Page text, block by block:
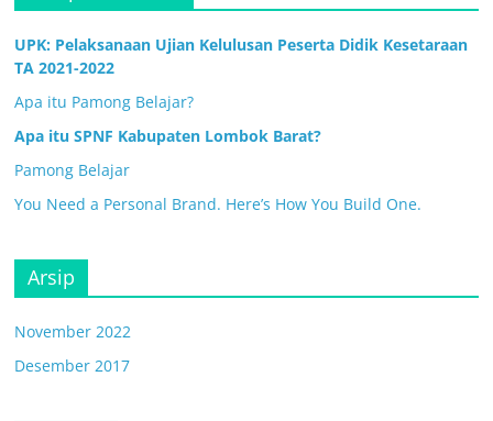
UPK: Pelaksanaan Ujian Kelulusan Peserta Didik Kesetaraan
TA 2021-2022
Apa itu Pamong Belajar?
Apa itu SPNF Kabupaten Lombok Barat?
Pamong Belajar
You Need a Personal Brand. Here’s How You Build One.
Arsip
November 2022
Desember 2017